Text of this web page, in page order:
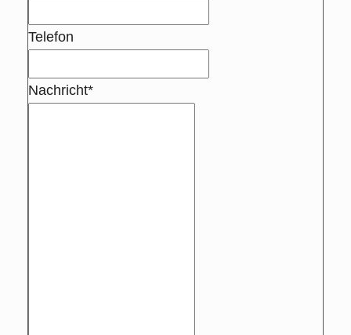
Telefon
Nachricht*